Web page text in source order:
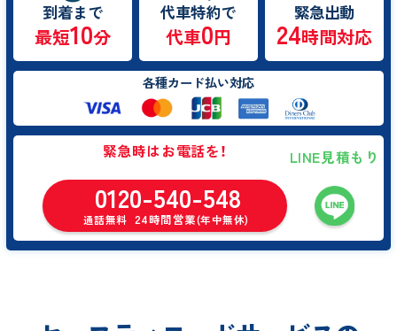
到着まで
最短10分
代車特約で
代車0円
緊急出動
24時間対応
各種カード払い対応
緊急時はお電話を！
0120-540-548
通話無料 24時間営業(年中無休)
LINE見積もり